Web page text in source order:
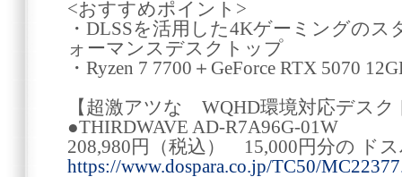
<おすすめポイント>
・DLSSを活用した4Kゲーミングの
ォーマンスデスクトップ
・Ryzen 7 7700＋GeForce RTX 5070
【超激アツな WQHD環境対応デスク
●THIRDWAVE AD-R7A96G-01W
208,980円（税込） 15,000円分の ド
https://www.dospara.co.jp/TC50/